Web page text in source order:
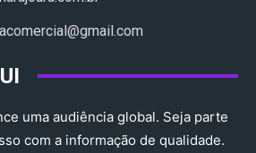
uma audiência global. Seja parte
com a informação de qualidade.